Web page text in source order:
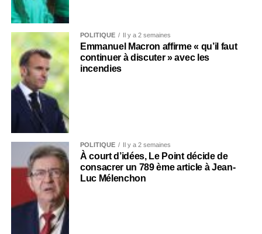
POLITIQUE Il y a 2 semaines
Emmanuel Macron affirme « qu’il faut
continuer à discuter » avec les
incendies
POLITIQUE Il y a 2 semaines
À court d’idées, Le Point décide de
consacrer un 789 ème article à Jean-
Luc Mélenchon